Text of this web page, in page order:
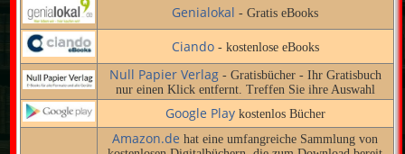
Genialokal - Gratis eBooks
Ciando- kostenlose eBooks
Null Papier Verlag- Gratisbücher - Ihr Gratisbuch
nur einen Klick entfernt. Treffen Sie ihre Auswahl
Google Playkostenlos Bücher
Amazon.de hat eine umfangreiche Sammlung von